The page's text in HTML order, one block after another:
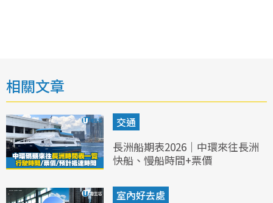
相關文章
交通
長洲船期表2026｜中環來往長洲
快船、慢船時間+票價
室內好去處